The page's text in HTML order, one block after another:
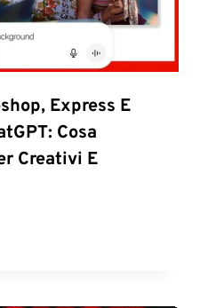
Express E
Cosa
Creativi E